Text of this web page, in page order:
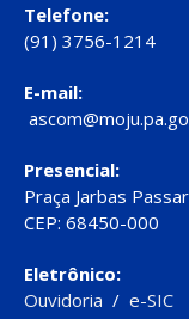
Telefone:
(91) 3756-1214
E-mail:
Presencial:
Praça Jarbas
CEP: 68450-000
Eletrônico:
Ouvidoria / e-SIC